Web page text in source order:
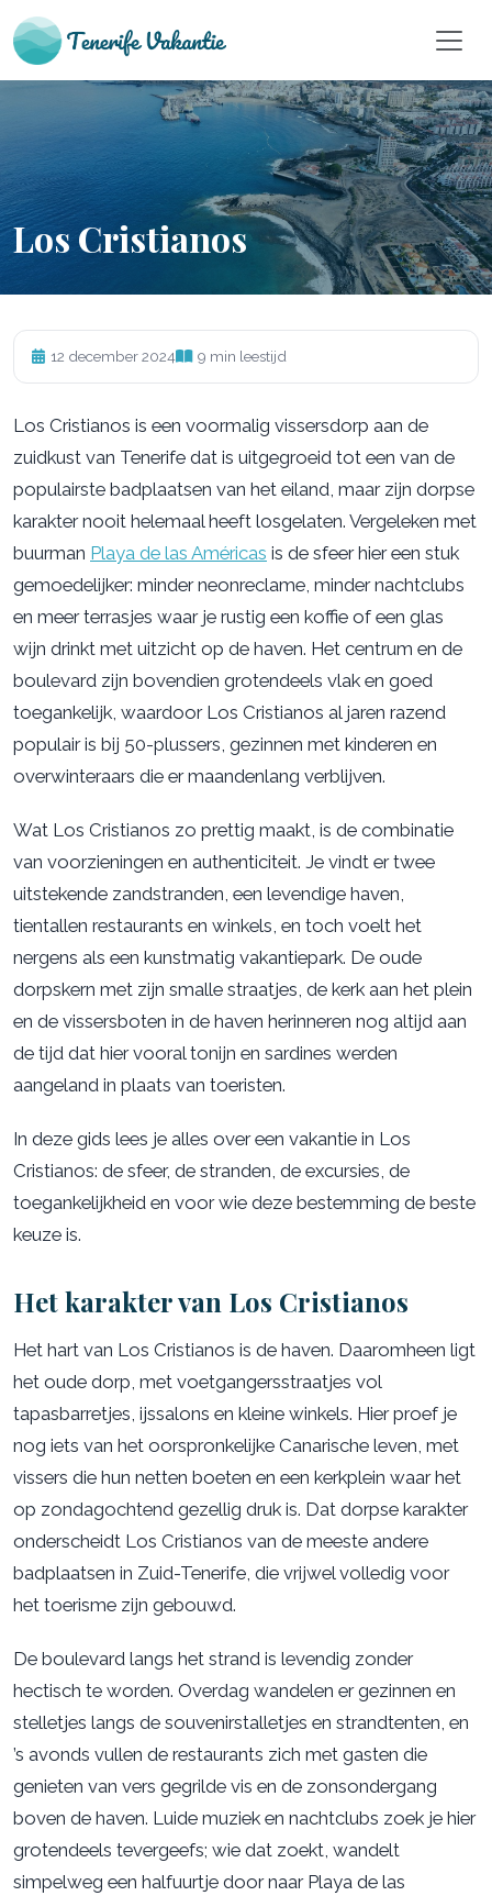
Los Cristianos
12 december 2024 9 min leestijd
Los Cristianos is een voormalig vissersdorp aan de
zuidkust van Tenerife dat is uitgegroeid tot een van de
populairste badplaatsen van het eiland, maar zijn dorpse
karakter nooit helemaal heeft losgelaten. Vergeleken met
buurman Playa de las Américas is de sfeer hier een stuk
gemoedelijker: minder neonreclame, minder nachtclubs
en meer terrasjes waar je rustig een koffie of een glas
wijn drinkt met uitzicht op de haven. Het centrum en de
boulevard zijn bovendien grotendeels vlak en goed
toegankelijk, waardoor Los Cristianos al jaren razend
populair is bij 50-plussers, gezinnen met kinderen en
overwinteraars die er maandenlang verblijven.
Wat Los Cristianos zo prettig maakt, is de combinatie
van voorzieningen en authenticiteit. Je vindt er twee
uitstekende zandstranden, een levendige haven,
tientallen restaurants en winkels, en toch voelt het
nergens als een kunstmatig vakantiepark. De oude
dorpskern met zijn smalle straatjes, de kerk aan het plein
en de vissersboten in de haven herinneren nog altijd aan
de tijd dat hier vooral tonijn en sardines werden
aangeland in plaats van toeristen.
In deze gids lees je alles over een vakantie in Los
Cristianos: de sfeer, de stranden, de excursies, de
toegankelijkheid en voor wie deze bestemming de beste
keuze is.
Het karakter van Los Cristianos
Het hart van Los Cristianos is de haven. Daaromheen ligt
het oude dorp, met voetgangersstraatjes vol
tapasbarretjes, ijssalons en kleine winkels. Hier proef je
nog iets van het oorspronkelijke Canarische leven, met
vissers die hun netten boeten en een kerkplein waar het
op zondagochtend gezellig druk is. Dat dorpse karakter
onderscheidt Los Cristianos van de meeste andere
badplaatsen in Zuid-Tenerife, die vrijwel volledig voor
het toerisme zijn gebouwd.
De boulevard langs het strand is levendig zonder
hectisch te worden. Overdag wandelen er gezinnen en
stelletjes langs de souvenirstalletjes en strandtenten, en
’s avonds vullen de restaurants zich met gasten die
genieten van vers gegrilde vis en de zonsondergang
boven de haven. Luide muziek en nachtclubs zoek je hier
grotendeels tevergeefs; wie dat zoekt, wandelt
simpelweg een halfuurtje door naar Playa de las